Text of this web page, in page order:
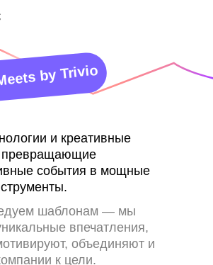
шаблонам — мы
впечатления,
объединяют и
к цели.
и креативные
превращающие
события в мощные
by Trivio